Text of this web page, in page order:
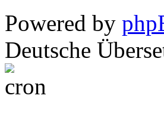
Powered by
Deutsche